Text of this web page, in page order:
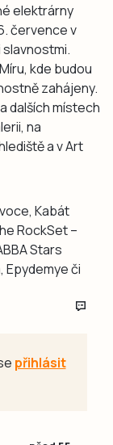
elektrárny
července v
kde budou
zahájeny.
dalších místech
na
a v Art
Kabát
RockSet –
Stars
Epydemye či
přihlásit